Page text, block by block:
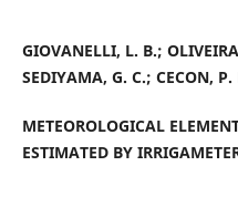
GIOVANELLI, L. B.;
SEDIYAMA, G. C.; CECON,
METEOROLOGICAL
ESTIMATED BY